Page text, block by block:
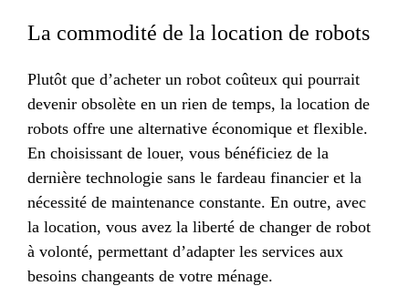
La commodité de la location de robots
Plutôt que d’acheter un robot coûteux qui pourrait
devenir obsolète en un rien de temps, la location de
robots offre une alternative économique et flexible.
En choisissant de louer, vous bénéficiez de la
dernière technologie sans le fardeau financier et la
nécessité de maintenance constante. En outre, avec
la location, vous avez la liberté de changer de robot
à volonté, permettant d’adapter les services aux
besoins changeants de votre ménage.